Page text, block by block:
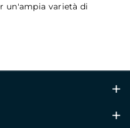
un'ampia varietà di
46702, Valencia